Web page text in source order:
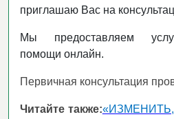
приглашаю Вас на
Мы предоставляем
помощи онлайн.
Первичная консультация
Читайте также:«ИЗМЕНИТЬ,